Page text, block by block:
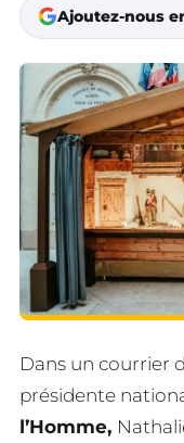
Ajoutez-nous
Dans un courrier
présidente
l’Homme,